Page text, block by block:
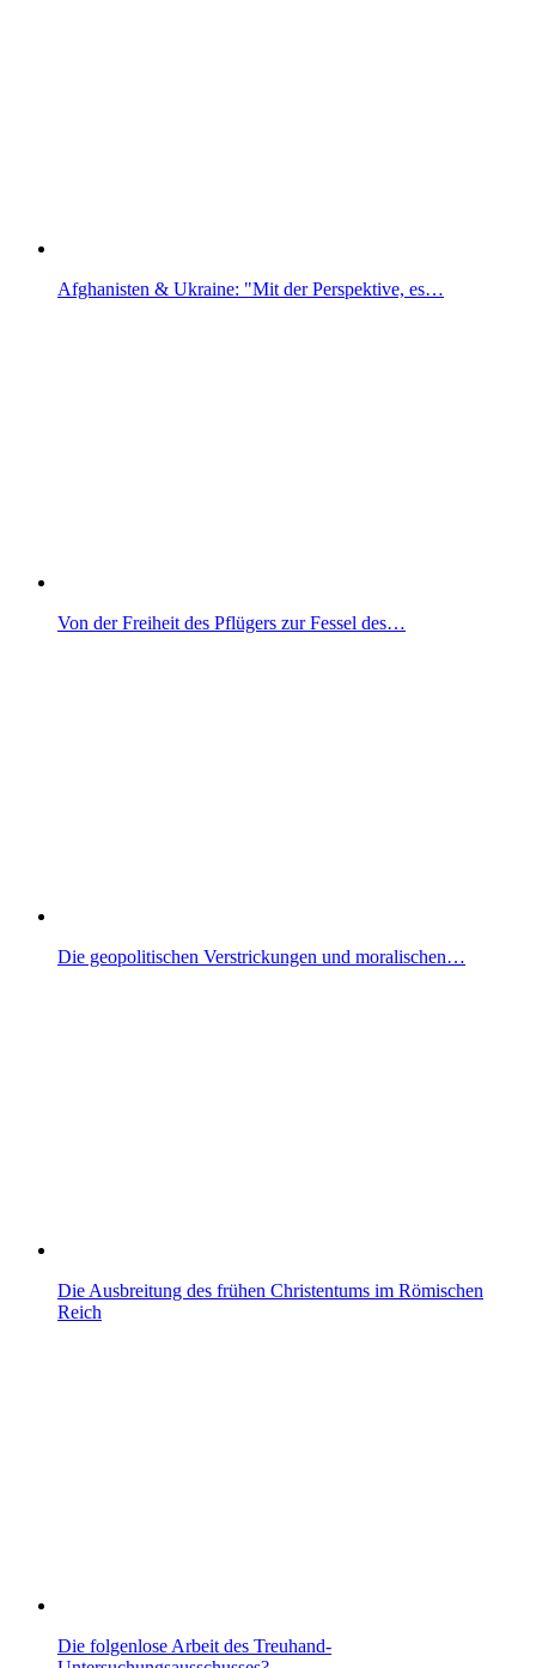
Afghanisten & Ukraine: "Mit der Perspektive, es…
Von der Freiheit des Pflügers zur Fessel des…
Die geopolitischen Verstrickungen und moralischen…
Die Ausbreitung des frühen Christentums im Römischen
Reich
Die folgenlose Arbeit des Treuhand-